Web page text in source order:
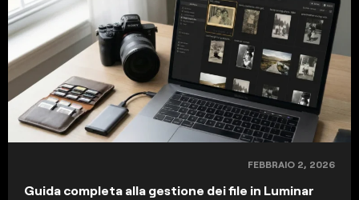
FEBBRAIO 2, 2026
Guida completa alla gestione dei file in Luminar